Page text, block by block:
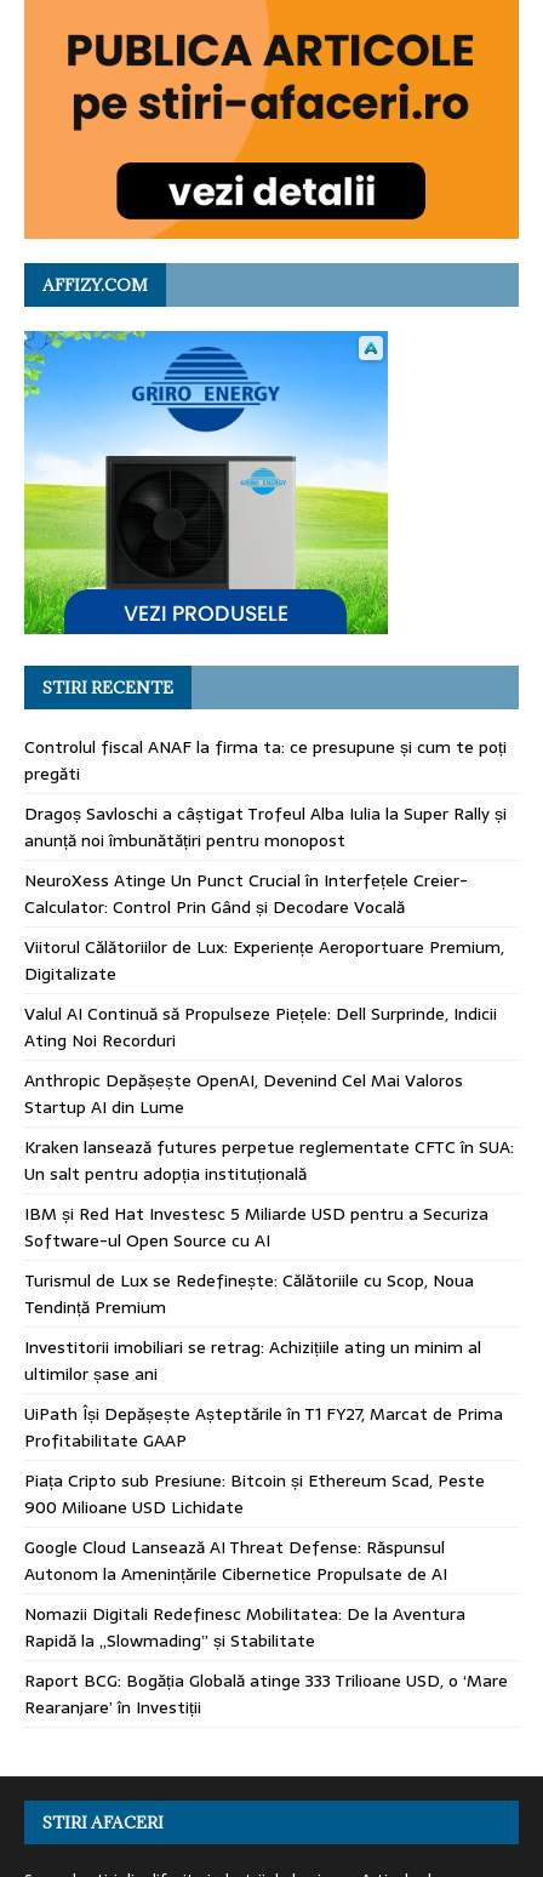
AFFIZY.COM
STIRI RECENTE
Controlul fiscal ANAF la firma ta: ce presupune și cum te poți
pregăti
Dragoș Savloschi a câștigat Trofeul Alba Iulia la Super Rally și
anunță noi îmbunătățiri pentru monopost
NeuroXess Atinge Un Punct Crucial în Interfețele Creier-
Calculator: Control Prin Gând și Decodare Vocală
Viitorul Călătoriilor de Lux: Experiențe Aeroportuare Premium,
Digitalizate
Valul AI Continuă să Propulseze Piețele: Dell Surprinde, Indicii
Ating Noi Recorduri
Anthropic Depășește OpenAI, Devenind Cel Mai Valoros
Startup AI din Lume
Kraken lansează futures perpetue reglementate CFTC în SUA:
Un salt pentru adopția instituțională
IBM și Red Hat Investesc 5 Miliarde USD pentru a Securiza
Software-ul Open Source cu AI
Turismul de Lux se Redefinește: Călătoriile cu Scop, Noua
Tendință Premium
Investitorii imobiliari se retrag: Achizițiile ating un minim al
ultimilor șase ani
UiPath Își Depășește Așteptările în T1 FY27, Marcat de Prima
Profitabilitate GAAP
Piața Cripto sub Presiune: Bitcoin și Ethereum Scad, Peste
900 Milioane USD Lichidate
Google Cloud Lansează AI Threat Defense: Răspunsul
Autonom la Amenințările Cibernetice Propulsate de AI
Nomazii Digitali Redefinesc Mobilitatea: De la Aventura
Rapidă la „Slowmading” și Stabilitate
Raport BCG: Bogăția Globală atinge 333 Trilioane USD, o ‘Mare
Rearanjare’ în Investiții
STIRI AFACERI